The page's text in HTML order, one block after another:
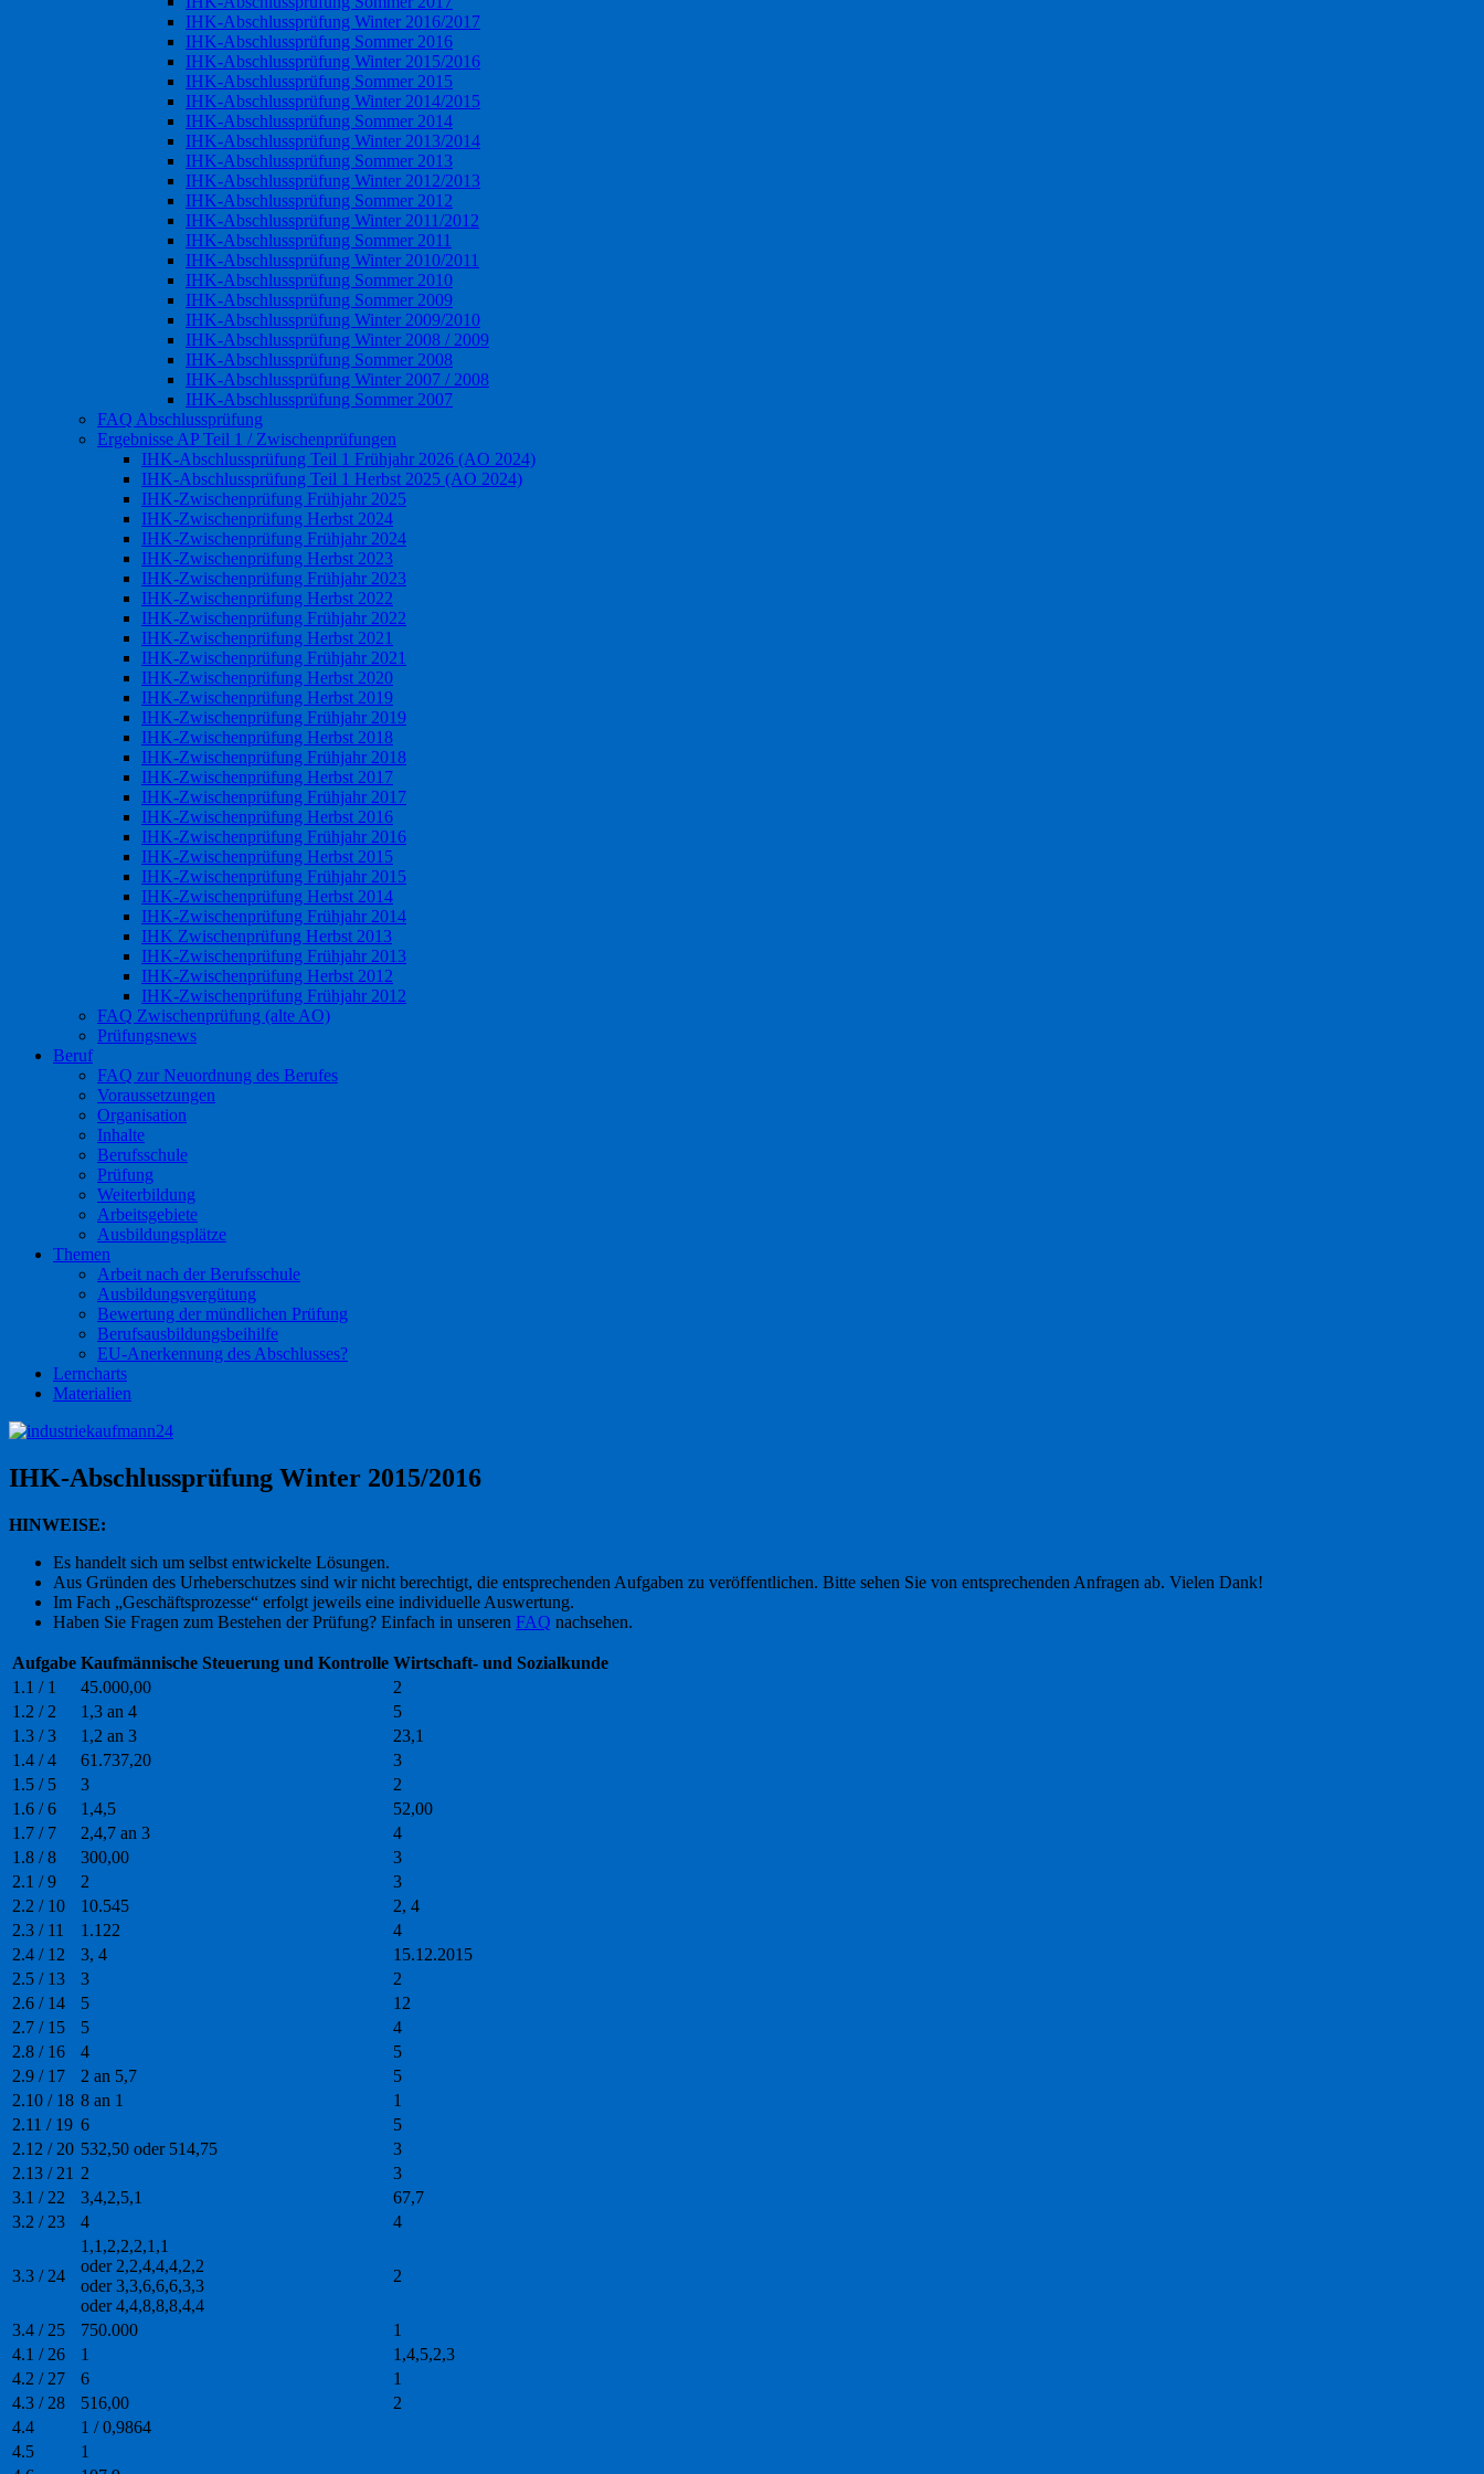
IHK-Abschlussprüfung Winter 2016/2017
IHK-Abschlussprüfung Sommer 2016
IHK-Abschlussprüfung Winter 2015/2016
IHK-Abschlussprüfung Sommer 2015
IHK-Abschlussprüfung Winter 2014/2015
IHK-Abschlussprüfung Sommer 2014
IHK-Abschlussprüfung Winter 2013/2014
IHK-Abschlussprüfung Sommer 2013
IHK-Abschlussprüfung Winter 2012/2013
IHK-Abschlussprüfung Sommer 2012
IHK-Abschlussprüfung Winter 2011/2012
IHK-Abschlussprüfung Sommer 2011
IHK-Abschlussprüfung Winter 2010/2011
IHK-Abschlussprüfung Sommer 2010
IHK-Abschlussprüfung Sommer 2009
IHK-Abschlussprüfung Winter 2009/2010
IHK-Abschlussprüfung Winter 2008 / 2009
IHK-Abschlussprüfung Sommer 2008
IHK-Abschlussprüfung Winter 2007 / 2008
IHK-Abschlussprüfung Sommer 2007
FAQ Abschlussprüfung
Ergebnisse AP Teil 1 / Zwischenprüfungen
IHK-Abschlussprüfung Teil 1 Frühjahr 2026 (AO 2024)
IHK-Abschlussprüfung Teil 1 Herbst 2025 (AO 2024)
IHK-Zwischenprüfung Frühjahr 2025
IHK-Zwischenprüfung Herbst 2024
IHK-Zwischenprüfung Frühjahr 2024
IHK-Zwischenprüfung Herbst 2023
IHK-Zwischenprüfung Frühjahr 2023
IHK-Zwischenprüfung Herbst 2022
IHK-Zwischenprüfung Frühjahr 2022
IHK-Zwischenprüfung Herbst 2021
IHK-Zwischenprüfung Frühjahr 2021
IHK-Zwischenprüfung Herbst 2020
IHK-Zwischenprüfung Herbst 2019
IHK-Zwischenprüfung Frühjahr 2019
IHK-Zwischenprüfung Herbst 2018
IHK-Zwischenprüfung Frühjahr 2018
IHK-Zwischenprüfung Herbst 2017
IHK-Zwischenprüfung Frühjahr 2017
IHK-Zwischenprüfung Herbst 2016
IHK-Zwischenprüfung Frühjahr 2016
IHK-Zwischenprüfung Herbst 2015
IHK-Zwischenprüfung Frühjahr 2015
IHK-Zwischenprüfung Herbst 2014
IHK-Zwischenprüfung Frühjahr 2014
IHK Zwischenprüfung Herbst 2013
IHK-Zwischenprüfung Frühjahr 2013
IHK-Zwischenprüfung Herbst 2012
IHK-Zwischenprüfung Frühjahr 2012
FAQ Zwischenprüfung (alte AO)
Prüfungsnews
Beruf
FAQ zur Neuordnung des Berufes
Voraussetzungen
Organisation
Inhalte
Berufsschule
Prüfung
Weiterbildung
Arbeitsgebiete
Ausbildungsplätze
Themen
Arbeit nach der Berufsschule
Ausbildungsvergütung
Bewertung der mündlichen Prüfung
Berufsausbildungsbeihilfe
EU-Anerkennung des Abschlusses?
Lerncharts
Materialien
IHK-Abschlussprüfung Winter 2015/2016
HINWEISE:
Es handelt sich um selbst entwickelte Lösungen.
Aus Gründen des Urheberschutzes sind wir nicht berechtigt, die entsprechenden Aufgaben zu veröffentlichen. Bitte sehen Sie von entsprechenden Anfragen ab. Vielen Dank!
Im Fach „Geschäftsprozesse“ erfolgt jeweils eine individuelle Auswertung.
Haben Sie Fragen zum Bestehen der Prüfung? Einfach in unseren FAQ nachsehen.
Aufgabe Kaufmännische Steuerung und Kontrolle Wirtschaft- und Sozialkunde
1.1 / 1
45.000,00
2
1.2 / 2
1,3 an 4
5
1.3 / 3
1,2 an 3
23,1
1.4 / 4
61.737,20
3
1.5 / 5
3
2
1.6 / 6
1,4,5
52,00
1.7 / 7
2,4,7 an 3
4
1.8 / 8
300,00
3
2.1 / 9
2
3
2.2 / 10
10.545
2, 4
2.3 / 11
1.122
4
2.4 / 12
3, 4
15.12.2015
2.5 / 13
3
2
2.6 / 14
5
12
2.7 / 15
5
4
2.8 / 16
4
5
2.9 / 17
2 an 5,7
5
2.10 / 18 8 an 1
1
2.11 / 19 6
5
2.12 / 20 532,50 oder 514,75
3
2.13 / 21 2
3
3.1 / 22
3,4,2,5,1
67,7
3.2 / 23
4 4
3.3 / 24
1,1,2,2,2,1,1
oder 2,2,4,4,4,2,2
oder 3,3,6,6,6,3,3
oder 4,4,8,8,8,4,4
2
3.4 / 25 750.000
1
4.1 / 26
1
1,4,5,2,3
4.2 / 27
6
1
4.3 / 28
516,00
2
4.4
1 / 0,9864
4.5
1